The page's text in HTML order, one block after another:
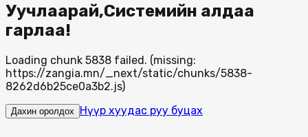
Уучлаарай,Системийн алдаа
гарлаа!
Loading chunk 5838 failed. (missing:
https://zangia.mn/_next/static/chunks/5838-
8262d6b25ce0a3b2.js)
Дахин оролдох Нүүр хуудас руу буцах